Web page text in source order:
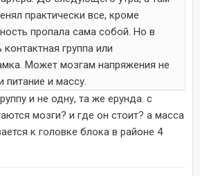
практически все, кроме
пропала сама собой. Но в
группа или
Может мозгам напряжения не
питание и массу.
и не одну, та же ерунда. с
мозги? и где он стоит? а масса
к головке блока в районе 4